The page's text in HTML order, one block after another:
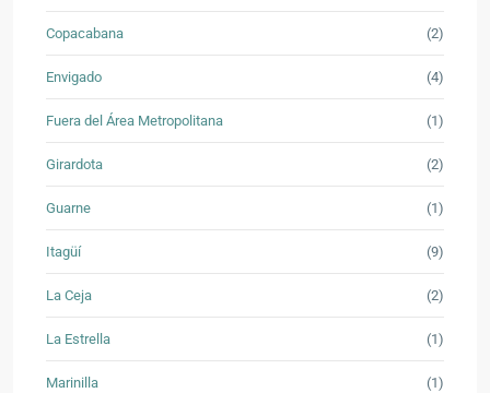
Copacabana (2)
Envigado (4)
Fuera del Área Metropolitana (1)
Girardota (2)
Guarne (1)
Itagüí (9)
La Ceja (2)
La Estrella (1)
Marinilla (1)